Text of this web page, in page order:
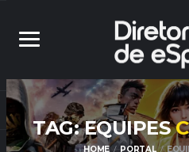
TAG: EQUIPES
HOME PORTAL